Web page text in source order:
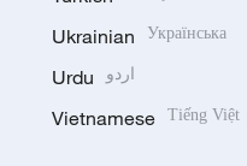
Ukrainian Українська
Urdu اردو
Vietnamese Tiếng Việt